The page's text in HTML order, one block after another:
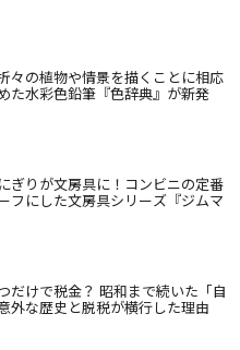
々の植物や情景を描くことに相応
た水彩色鉛筆『色辞典』が新発
ぎりが文房具に！コンビニの定番
フにした文房具シリーズ『ジムマ
だけで税金？ 昭和まで続いた「自
外な歴史と脱税が横行した理由